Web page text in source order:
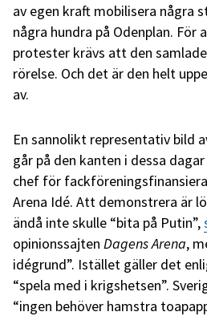
av egen kraft mobilisera några
några hundra på Odenplan. För
protester krävs att den
rörelse. Och det är den helt
av.
En sannolikt representativ bild
går på den kanten i dessa
chef för
Arena Idé. Att demonstrera är
ändå inte skulle “bita på Putin”,
opinionssajten Dagens Arena,
idégrund”. Istället gäller det
“spela med i krigshetsen”.
“ingen behöver hamstra